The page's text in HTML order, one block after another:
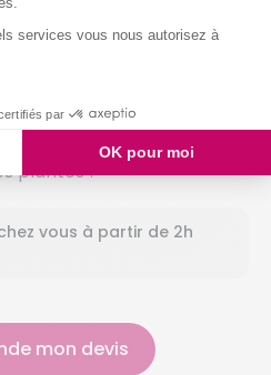
plantes !
vous à partir de 2h
mon devis